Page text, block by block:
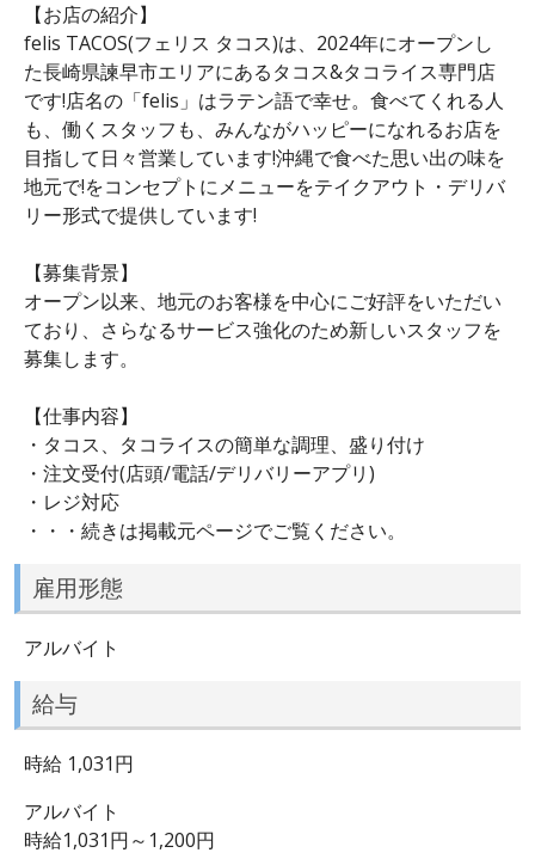
【お店の紹介】
felis TACOS(フェリス タコス)は、2024年にオープンし
た長崎県諫早市エリアにあるタコス&タコライス専門店
です!店名の「felis」はラテン語で幸せ。食べてくれる人
も、働くスタッフも、みんながハッピーになれるお店を
目指して日々営業しています!沖縄で食べた思い出の味を
地元で!をコンセプトにメニューをテイクアウト・デリバ
リー形式で提供しています!
【募集背景】
オープン以来、地元のお客様を中心にご好評をいただい
ており、さらなるサービス強化のため新しいスタッフを
募集します。
【仕事内容】
・タコス、タコライスの簡単な調理、盛り付け
・注文受付(店頭/電話/デリバリーアプリ)
・レジ対応
・・・続きは掲載元ページでご覧ください。
雇用形態
アルバイト
給与
時給 1,031円
アルバイト
時給1,031円～1,200円